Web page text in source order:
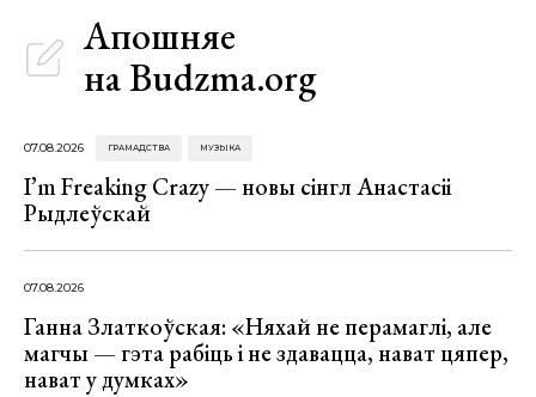
Апошняе
на Budzma.org
07.08.2026 ГРАМАДСТВА МУЗЫКА
I’m Freaking Crazy — новы сінгл Анастасіі
Рыдлеўскай
07.08.2026
Ганна Златкоўская: «Няхай не перамаглі, але
магчы — гэта рабіць і не здавацца, нават цяпер,
нават у думках»